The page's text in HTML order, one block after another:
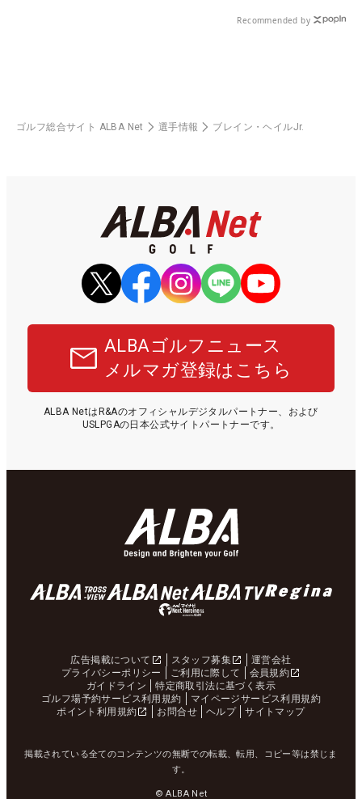
Recommended by
ゴルフ総合サイト ALBA Net 選手情報 ブレイン・ヘイルJr.
ALBAゴルフニュース
メルマガ登録はこちら
ALBA NetはR&Aのオフィシャルデジタルパートナー、および
USLPGAの日本公式サイトパートナーです。
広告掲載について スタッフ募集
運営会社
プライバシーポリシー
ご利用に際して
会員規約
ガイドライン
特定商取引法に基づく表示
ゴルフ場予約サービス利用規約
マイページサービス利用規約
ポイント利用規約
お問合せ ヘルプ サイトマップ
掲載されている全てのコンテンツの無断での転載、転用、コピー等は禁じま
す。
© ALBA Net